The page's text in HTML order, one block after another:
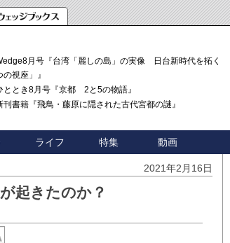
月号『台湾「麗しの島」の実像 日台新時代を拓く「3
の視座」』
ととき8月号『京都 2と5の物語』
刊書籍『飛鳥・藤原に隠された古代宮都の謎』
ライフ 特集 動画
2021年2月16日
起きたのか？